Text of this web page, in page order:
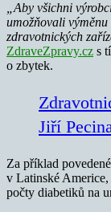
„Aby všichni
umožňovali
zdravotnických
ZdraveZpravy.cz s
o zbytek.
Jiří
Za příklad
v Latinské
počty diabetiků na